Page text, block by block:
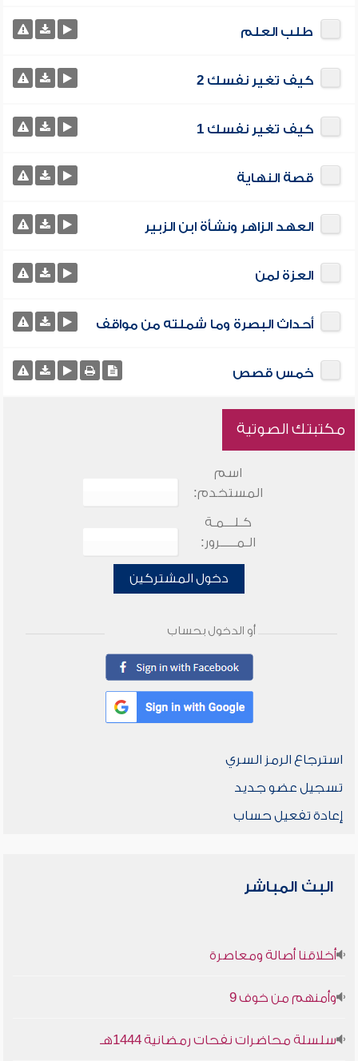
طلب العلم
كيف تغير نفسك 2
كيف تغير نفسك 1
قصة النهاية
العهد الزاهر ونشأة ابن الزبير
العزة لمن
أحداث البصرة وما شملته من مواقف
خمس قصص
مكتبتك الصوتية
اسم
المستخدم:
كـلـــمـة
الـمـــــرور:
دخول المشتركين
أو الدخول بحساب
استرجاع الرمز السري
تسجيل عضو جديد
إعادة تفعيل حساب
البث المباشر
أخلاقنا أصالة ومعاصرة
وأمنهم من خوف 9
سلسلة محاضرات نفحات رمضانية 1444هـ